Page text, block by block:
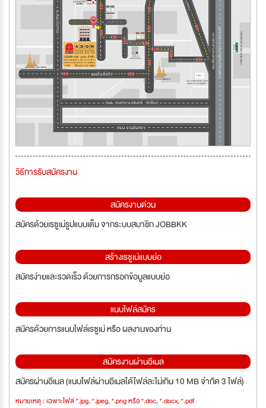
วิธีการรับสมัครงาน
สมัครงานด่วน
สมัครด้วยเรซูเม่รูปแบบเต็ม จากระบบสมาชิก JOBBKK
สร้างเรซูเม่แบบย่อ
สมัครง่ายและรวดเร็ว ด้วยการกรอกข้อมูลแบบย่อ
แนบไฟล์สมัคร
สมัครด้วยการแนบไฟล์เรซูเม่ หรือ ผลงานของท่าน
สมัครงานผ่านอีเมล
สมัครผ่านอีเมล (แนบไฟล์ผ่านอีเมลได้ไฟล์ละไม่เกิน 10 MB จำกัด 3 ไฟล์)
หมายเหตุ : เฉพาะไฟล์ *.jpg, *.jpeg, *.png หรือ *.doc, *.docx, *.pdf